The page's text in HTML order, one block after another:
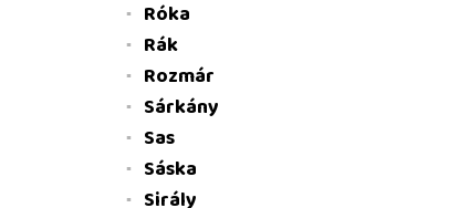
Róka
Rák
Rozmár
Sárkány
Sas
Sáska
Sirály